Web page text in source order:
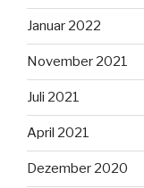
Januar 2022
November 2021
Juli 2021
April 2021
Dezember 2020